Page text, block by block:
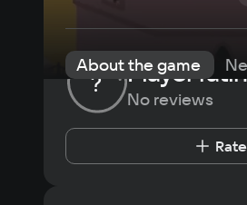
About the game
? Player
No reviews